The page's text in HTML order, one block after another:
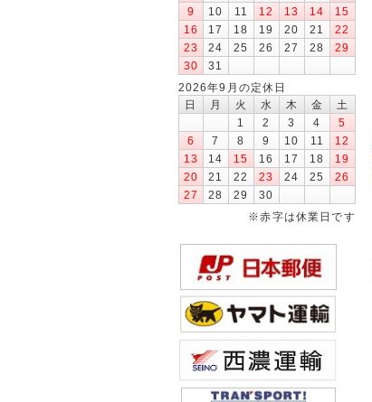
9
10 11 12 13 14
15
16
17 18 19 20 21
22
23
24 25 26 27 28
29
30
31
2026年9月の定休日
日
月 火 水 木 金
土
1
2 3 4
5
6
7 8 9 10 11
12
13
14 15 16 17 18
19
20
21 22 23 24 25
26
27
28 29
30
※赤字は休業日です